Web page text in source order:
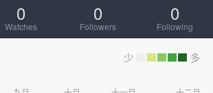
0
Watches
0
Followers
0
Following
少 多